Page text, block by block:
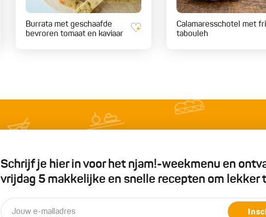
Burrata met geschaafde
bevroren tomaat en kaviaar
Calamaresschotel met
tabouleh
Schrijf je hier in voor het njam!-weekmenu en
vrijdag 5 makkelijke en snelle recepten om lekker